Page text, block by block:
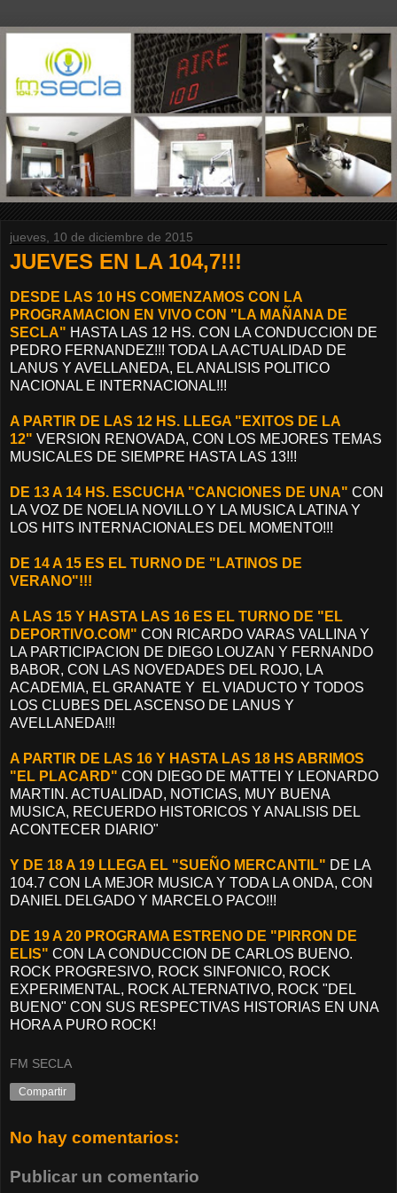
jueves, 10 de diciembre de 2015
JUEVES EN LA 104,7!!!
DESDE LAS 10 HS COMENZAMOS CON LA
PROGRAMACION EN VIVO CON "LA MAÑANA DE
SECLA" HASTA LAS 12 HS. CON LA CONDUCCION DE
PEDRO FERNANDEZ!!! TODA LA ACTUALIDAD DE
LANUS Y AVELLANEDA, EL ANALISIS POLITICO
NACIONAL E INTERNACIONAL!!!
A PARTIR DE LAS 12 HS. LLEGA "EXITOS DE LA
12" VERSION RENOVADA, CON LOS MEJORES TEMAS
MUSICALES DE SIEMPRE HASTA LAS 13!!!
DE 13 A 14 HS. ESCUCHA "CANCIONES DE UNA" CON
LA VOZ DE NOELIA NOVILLO Y LA MUSICA LATINA Y
LOS HITS INTERNACIONALES DEL MOMENTO!!!
DE 14 A 15 ES EL TURNO DE "LATINOS DE
VERANO"!!!
A LAS 15 Y HASTA LAS 16 ES EL TURNO DE "EL
DEPORTIVO.COM" CON RICARDO VARAS VALLINA Y
LA PARTICIPACION DE DIEGO LOUZAN Y FERNANDO
BABOR, CON LAS NOVEDADES DEL ROJO, LA
ACADEMIA, EL GRANATE Y EL VIADUCTO Y TODOS
LOS CLUBES DEL ASCENSO DE LANUS Y
AVELLANEDA!!!
A PARTIR DE LAS 16 Y HASTA LAS 18 HS ABRIMOS
"EL PLACARD" CON DIEGO DE MATTEI Y LEONARDO
MARTIN. ACTUALIDAD, NOTICIAS, MUY BUENA
MUSICA, RECUERDO HISTORICOS Y ANALISIS DEL
ACONTECER DIARIO"
Y DE 18 A 19 LLEGA EL "SUEÑO MERCANTIL" DE LA
104.7 CON LA MEJOR MUSICA Y TODA LA ONDA, CON
DANIEL DELGADO Y MARCELO PACO!!!
DE 19 A 20 PROGRAMA ESTRENO DE "PIRRON DE
ELIS" CON LA CONDUCCION DE CARLOS BUENO.
ROCK PROGRESIVO, ROCK SINFONICO, ROCK
EXPERIMENTAL, ROCK ALTERNATIVO, ROCK "DEL
BUENO" CON SUS RESPECTIVAS HISTORIAS EN UNA
HORA A PURO ROCK!
FM SECLA
Compartir
No hay comentarios:
Publicar un comentario